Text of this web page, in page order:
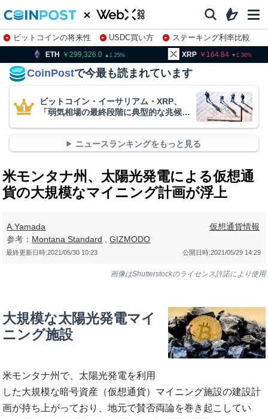
ビットコインの将来性 USDC買い方
ステーキング利率比較
株特集・関連銘柄
1.25 XRP 1.36 BNB
CoinPostで今最も読まれています
ビットコイン・イーサリアム・XRP、
「弱気相場の最終段階に典型的な兆候」
ニュースランキングをもっと見る
米モンタナ州、太陽光発電による仮想通
貨の大規模なマイニング計画が浮上
A.Yamada
参考： Montana Standard ,GIZMODO
仮想通貨情報
公開日時:2021/05/29 14:29
最終更新日時:2021/05/30 10:23
画像はShutterstockのライセンス許諾により使用
大規模な太陽光発電マイ
ニング施設
米モンタナ州で、太陽光発電を利用
した大規模な暗号資産（仮想通貨）マイニング施設の建設計
画が持ち上がっており、地元で賛否両論を巻き起こしてい